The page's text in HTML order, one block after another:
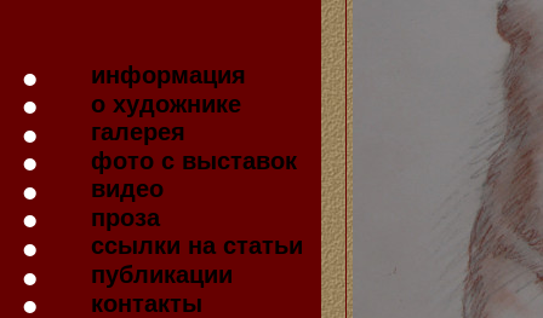
информация
о художнике
галерея
фото с выставок
видео
проза
ссылки на статьи
публикации
контакты